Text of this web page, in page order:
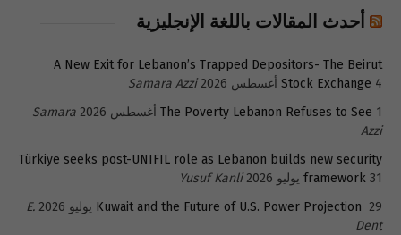
أحدث المقالات باللغة الإنجليزية
A New Exit for Lebanon’s Trapped Depositors- The Beirut
Stock Exchange 4 أغسطس 2026
Samara Azzi
The Poverty Lebanon Refuses to See 1 أغسطس 2026
Samara
Azzi
Türkiye seeks post-UNIFIL role as Lebanon builds new security
framework 31 يوليو 2026
Yusuf Kanli
Kuwait and the Future of U.S. Power Projection 29 يوليو 2026
E.
Dent